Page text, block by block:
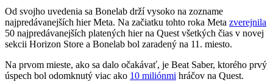
Od svojho uvedenia sa Bonelab drží vysoko na zozname
najpredávanejších hier Meta. Na začiatku tohto roka Meta zverejnila
50 najpredávanejších platených hier na Quest všetkých čias v novej
sekcii Horizon Store a Bonelab bol zaradený na 11. miesto.
Na prvom mieste, ako sa dalo očakávať, je Beat Saber, ktorého prvý
úspech bol odomknutý viac ako 10 miliónmi hráčov na Quest.